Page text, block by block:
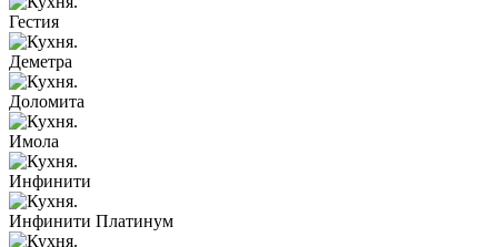
Гестия
Деметра
Доломита
Имола
Инфинити
Инфинити Платинум